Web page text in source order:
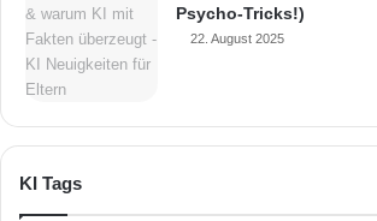
Psycho-Tricks!)
22. August 2025
KI Tags